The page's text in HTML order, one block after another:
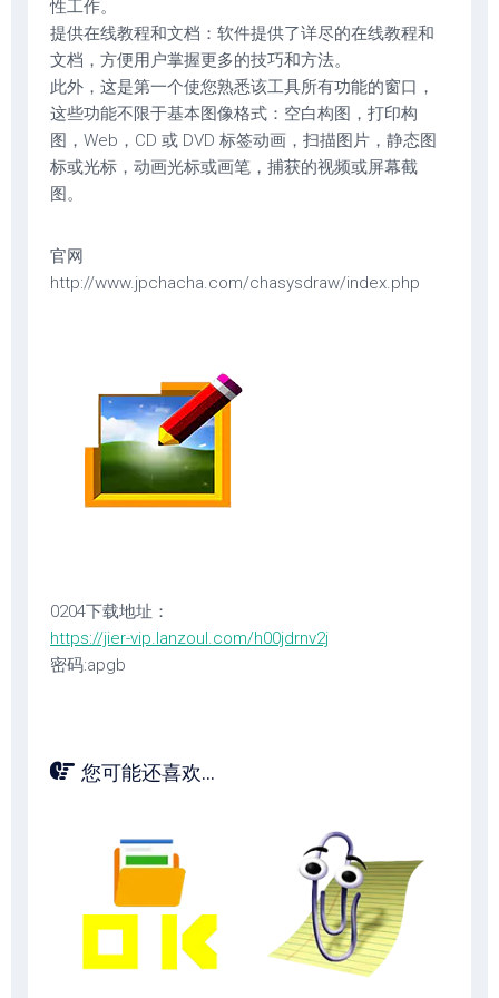
性工作。
提供在线教程和文档：软件提供了详尽的在线教程和
文档，方便用户掌握更多的技巧和方法。
此外，这是第一个使您熟悉该工具所有功能的窗口，
这些功能不限于基本图像格式：空白构图，打印构
图，Web，CD 或 DVD 标签动画，扫描图片，静态图
标或光标，动画光标或画笔，捕获的视频或屏幕截
图。
官网
http://www.jpchacha.com/chasysdraw/index.php
0204下载地址：
https://jier-vip.lanzoul.com/h00jdrnv2j
密码:apgb
您可能还喜欢...